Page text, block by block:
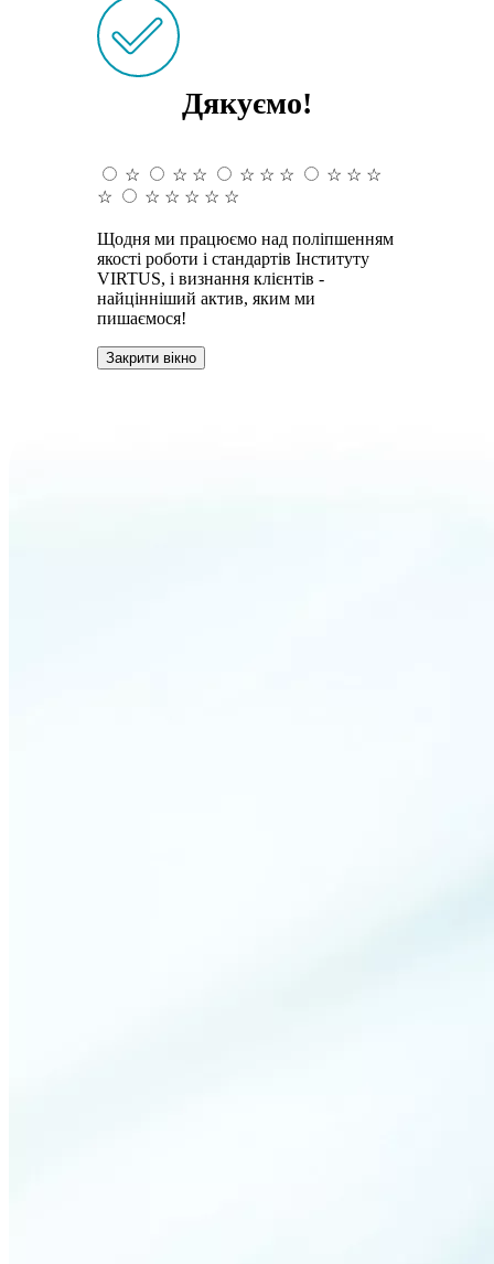
Дякуємо!
☆ ☆ ☆ ☆ ☆ ☆ ☆ ☆ ☆
☆
☆ ☆ ☆ ☆ ☆
Щодня ми працюємо над поліпшенням
якості роботи і стандартів Інституту
VIRTUS, і визнання клієнтів -
найцінніший актив, яким ми
пишаємося!
Закрити вікно